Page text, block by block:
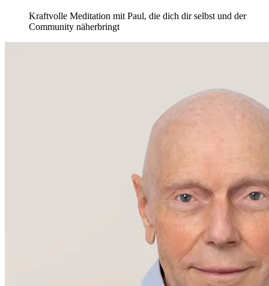
Kraftvolle Meditation mit Paul, die dich dir selbst und der
Community näherbringt